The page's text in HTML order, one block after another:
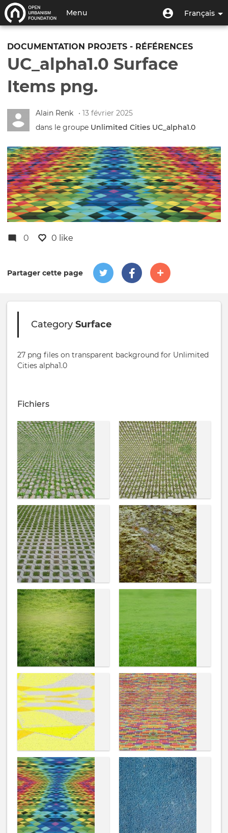
contenu
Français
Menu
du
compte
de
l'utilisateur
Menu
utilisateur
Menu
Toggle
navigation
DOCUMENTATION PROJETS - RÉFÉRENCES
UC_alpha1.0 Surface
Items png.
Alain Renk
• 13 février 2025
dans le groupe Unlimited Cities UC_alpha1.0
0 0 like
Partager cette page
Category Surface
27 png files on transparent background for Unlimited
Cities alpha1.0
Fichiers